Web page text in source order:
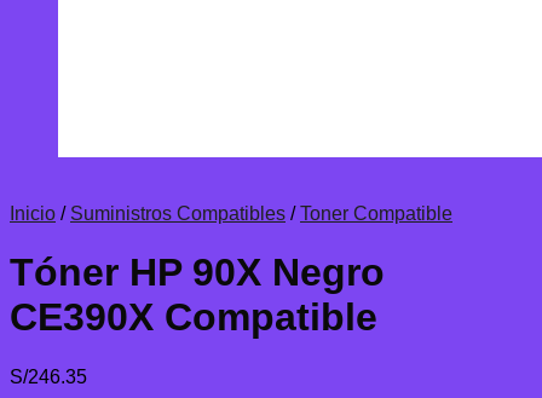
Inicio / Suministros Compatibles / Toner Compatible
Tóner HP 90X Negro
CE390X Compatible
S/246.35